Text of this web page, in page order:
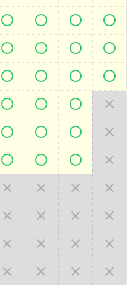
   
   
   
   
   
   
   
   
   
   